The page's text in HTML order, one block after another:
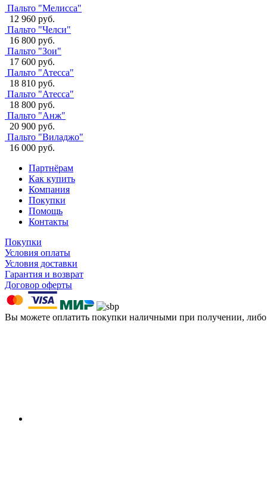
Пальто "Мелисса"
12 960 руб.
Пальто "Челси"
16 800 руб.
Пальто "Зои"
17 600 руб.
Пальто "Атесса"
18 810 руб.
Пальто "Атесса"
18 800 руб.
Пальто "Анж"
20 900 руб.
Пальто "Виладжо"
16 000 руб.
Партнёрам
Как купить
Компания
Покупки
Помощь
Контакты
Покупки
Условия оплаты
Условия доставки
Гарантия и возврат
Договор оферты
Вы можете оплатить покупки наличными при получении,